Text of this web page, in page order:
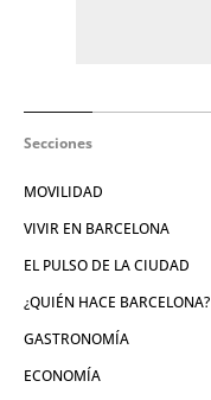
Secciones
MOVILIDAD
VIVIR EN BARCELONA
EL PULSO DE LA CIUDAD
¿QUIÉN HACE BARCELONA?
GASTRONOMÍA
ECONOMÍA